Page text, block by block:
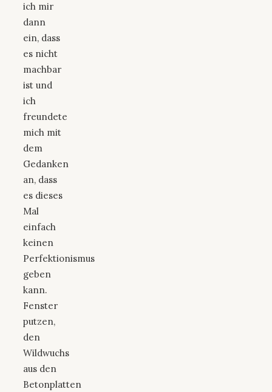
ich mir
dann
ein, dass
es nicht
machbar
ist und
ich
freundete
mich mit
dem
Gedanken
an, dass
es dieses
Mal
einfach
keinen
Perfektionismus
geben
kann.
Fenster
putzen,
den
Wildwuchs
aus den
Betonplatten